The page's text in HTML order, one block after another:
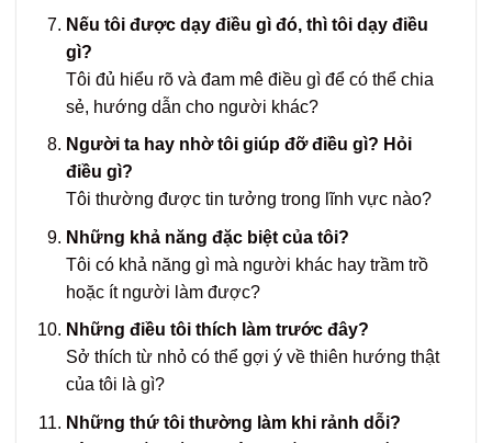
Nếu tôi được dạy điều gì đó, thì tôi dạy điều
gì?
Tôi đủ hiểu rõ và đam mê điều gì để có thể chia
sẻ, hướng dẫn cho người khác?
Người ta hay nhờ tôi giúp đỡ điều gì? Hỏi
điều gì?
Tôi thường được tin tưởng trong lĩnh vực nào?
Những khả năng đặc biệt của tôi?
Tôi có khả năng gì mà người khác hay trầm trồ
hoặc ít người làm được?
Những điều tôi thích làm trước đây?
Sở thích từ nhỏ có thể gợi ý về thiên hướng thật
của tôi là gì?
Những thứ tôi thường làm khi rảnh dỗi?